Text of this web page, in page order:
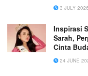
3 JULY 2026
Inspirasi
Sarah,
Cinta
24 JUNE